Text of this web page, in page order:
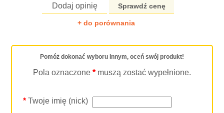
Dodaj opinię Sprawdź cenę
+ do porównania
Pomóż dokonać wyboru innym, oceń swój produkt!
Pola oznaczone * muszą zostać wypełnione.
*Twoje imię (nick)